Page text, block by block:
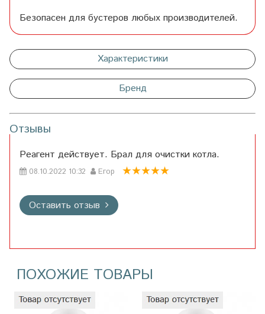
Безопасен для бустеров любых производителей.
Характеристики
Бренд
Отзывы
Реагент действует. Брал для очистки котла.
08.10.2022 10:32 Егор
Оставить отзыв
ПОХОЖИЕ ТОВАРЫ